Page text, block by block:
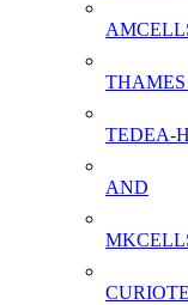
THAMES
TEDEA-
AND